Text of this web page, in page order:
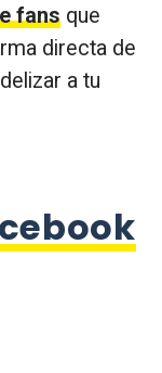
fans que
directa de
a tu